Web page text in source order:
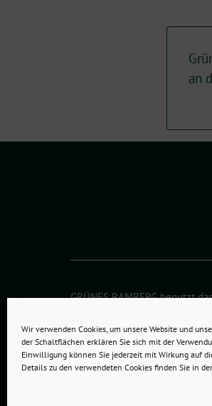
Wir verwenden Cookies, um unsere Website und
der Schaltflächen erklären Sie sich mit der
Einwilligung können Sie jederzeit mit Wirkung auf
Details zu den verwendeten Cookies finden Sie in
an
GRÜNES BAMBERG benutzt das